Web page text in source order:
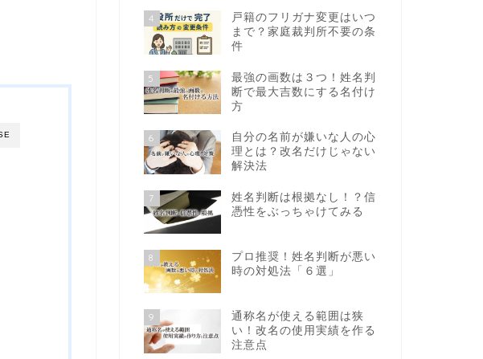
4
戸籍のフリガナ変更はいつ
まで？家庭裁判所不要の条
件
5
最強の画数は３つ！姓名判
断で最大吉数にする名付け
方
6
自分の名前が嫌いな人の心
理とは？改名だけじゃない
解決法
7
姓名判断は根拠なし！？信
憑性をぶっちゃけてみる
8
プロ推奨！姓名判断が悪い
時の対処法「６選」
9
通称名が使える範囲は狭
い！改名の使用実績を作る
注意点